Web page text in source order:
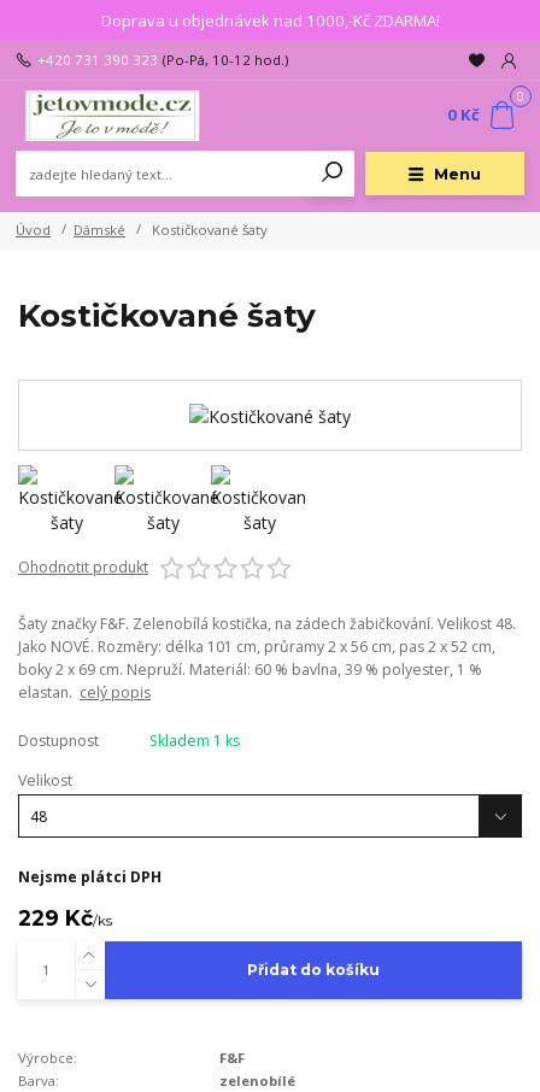
Doprava u objednávek nad 1000,-Kč ZDARMA!
Menu
+420 731 390 323 (Po-Pá, 10-12 hod.)
0
0 Kč
Úvod Dámské Kostičkované šaty
Kostičkované šaty
Ohodnotit produkt
Šaty značky F&F. Zelenobílá kostička, na zádech žabičkování. Velikost 48.
Jako NOVÉ. Rozměry: délka 101 cm, průramy 2 x 56 cm, pas 2 x 52 cm,
boky 2 x 69 cm. Nepruží. Materiál: 60 % bavlna, 39 % polyester, 1 %
elastan. celý popis
Dostupnost
Skladem 1 ks
Velikost
Nejsme plátci DPH
229 Kč/ks
Přidat do košíku
Výrobce:
F&F
Barva:
zelenobílé